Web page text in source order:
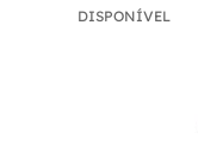
DISPONÍVEL